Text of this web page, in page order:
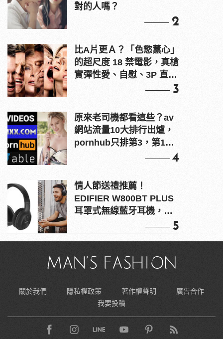
對的人嗎？
2
比A片更Ａ？「色慾薰心」
的超尺度 18 禁電影，真槍
實彈性愛、自慰、3P 直接
3
原來老司機都看這些？av
網站流量10大排行出爐，
pornhub只排第3，第1名
4
情人節送禮推薦！
EDIFIER W800BT PLUS
耳罩式無線藍牙耳機，在
5
關於我們 隱私權政策 著作權聲明
廣告合作
我要投稿